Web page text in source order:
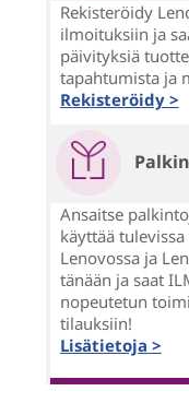
Rekisteröidy
ilmoituksiin ja
päivityksiä
tapahtumista ja
Rekisteröidy >
Ansaitse
käyttää
Lenovossa ja
tänään ja saat
nopeutetun
tilauksiin!
Lisätietoja >